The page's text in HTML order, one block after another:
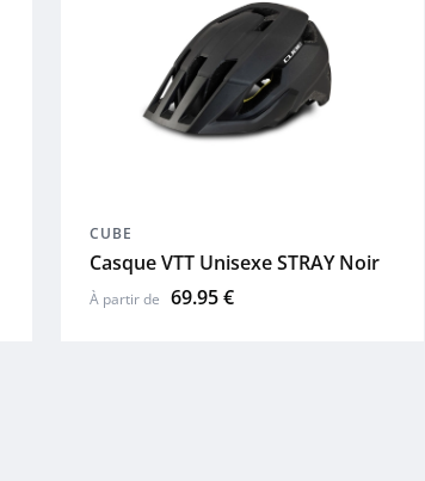
CUBE
Casque VTT Unisexe STRAY Noir
À partir de 69.95 €